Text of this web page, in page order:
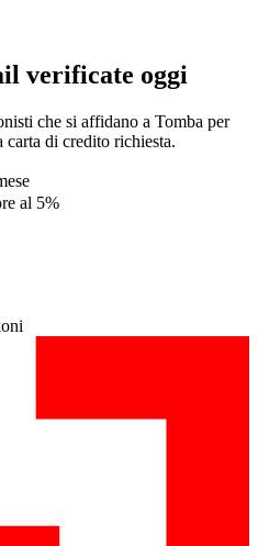
verificate oggi
che si affidano a Tomba per
carta di credito richiesta.
al 5%